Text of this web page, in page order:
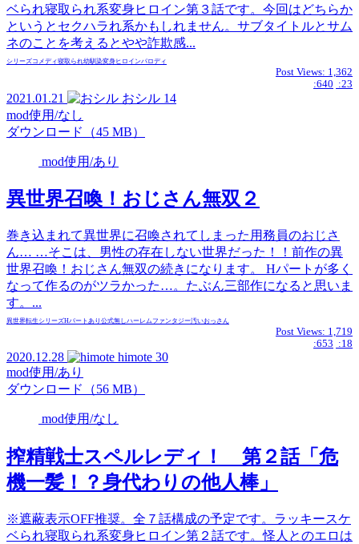
ベられ寝取られ系変身ヒロイン第３話です。今回はどちらか
というとセクハラれ系かもしれません。サブタイトルとサム
ネのことを考えるとやや詐欺感...
シリーズコメディ寝取られ幼馴染変身ヒロインパロディ
Post Views: 1,362
:640 :23
2021.01.21 おシル 14
mod使用/なし
ダウンロード（45 MB）
mod使用/あり
異世界召喚！おじさん無双２
巻き込まれて異世界に召喚されてしまった用務員のおじさ
ん… …そこは、男性の存在しない世界だった！！前作の異
世界召喚！おじさん無双の続きになります。 Hパートが多く
なって作るのがツラかった…。たぶん三部作になると思いま
す。...
異世界転生 シリーズHパートあり 公式無しハーレムファンタジー汚いおっさん
Post Views: 1,719
:653 :18
2020.12.28 himote 30
mod使用/あり
ダウンロード（56 MB）
mod使用/なし
搾精戦士スペルレディ！ 第２話「危
機一髪！？身代わりの他人棒」
※遮蔽表示OFF推奨。全７話構成の予定です。ラッキースケ
ベられ寝取られ系変身ヒロイン第２話です。怪人とのエロは